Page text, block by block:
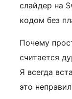
слайдер на
кодом без
Почему
считается
Я всегда
это